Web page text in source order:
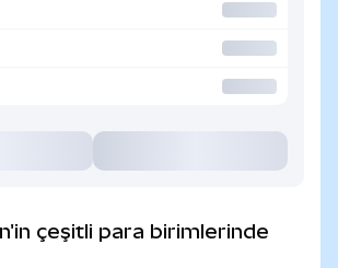
çeşitli para birimlerinde